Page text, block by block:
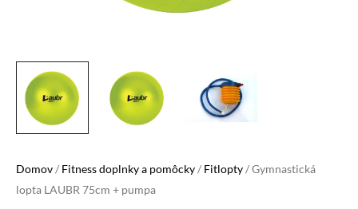
Domov/ Fitness doplnky a pomôcky/ Fitlopty/ Gymnastická
lopta LAUBR 75cm + pumpa